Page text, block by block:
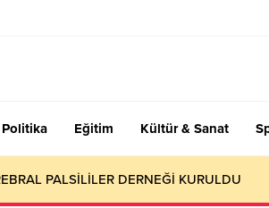
Politika Eğitim Kültür & Sanat
PALSİLİLER DERNEĞİ KURULDU